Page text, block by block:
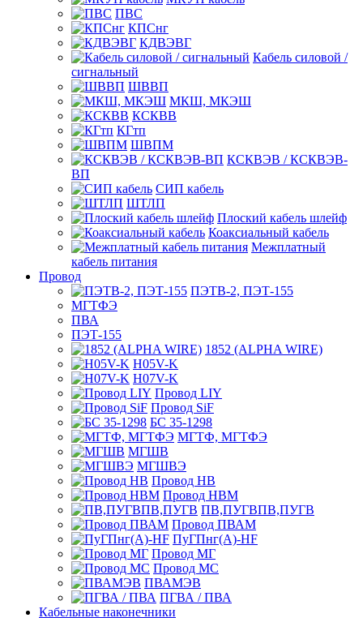
ПВС
КПСнг
КДВЭВГ
Кабель силовой /
сигнальный
ШВВП
МКШ, МКЭШ
КСКВВ
КГтп
ШВПМ
КСКВЭВ / КСКВЭВ-
ВП
СИП кабель
ШТЛП
Плоский кабель шлейф
Коаксиальный кабель
Межплатный
кабель питания
Провод
ПЭТВ-2, ПЭТ-155
МГТФЭ
ПВА
ПЭТ-155
1852 (ALPHA WIRE)
H05V-K
H07V-K
Провод LIY
Провод SiF
БС 35-1298
МГТФ, МГТФЭ
МГШВ
МГШВЭ
Провод НВ
Провод НВМ
ПВ,ПУГВПВ,ПУГВ
Провод ПВАМ
ПуГПнг(A)-HF
Провод МГ
Провод МС
ПВАМЭВ
ПГВА / ПВА
Кабельные наконечники